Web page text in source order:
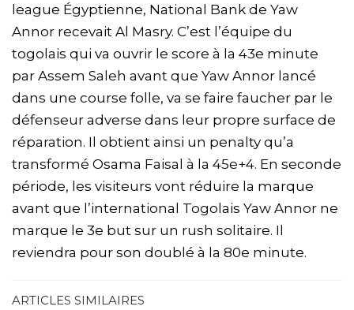
league Égyptienne, National Bank de Yaw
Annor recevait Al Masry. C’est l’équipe du
togolais qui va ouvrir le score à la 43e minute
par Assem Saleh avant que Yaw Annor lancé
dans une course folle, va se faire faucher par le
défenseur adverse dans leur propre surface de
réparation. Il obtient ainsi un penalty qu’a
transformé Osama Faisal à la 45e+4. En seconde
période, les visiteurs vont réduire la marque
avant que l’international Togolais Yaw Annor ne
marque le 3e but sur un rush solitaire. Il
reviendra pour son doublé à la 80e minute.
ARTICLES SIMILAIRES